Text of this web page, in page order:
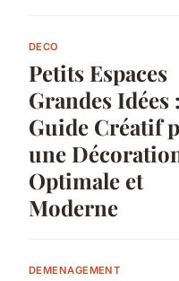
DECO
Petits Espaces
Grandes Idées :
Guide Créatif
une
Optimale et
Moderne
DEMENAGEMENT